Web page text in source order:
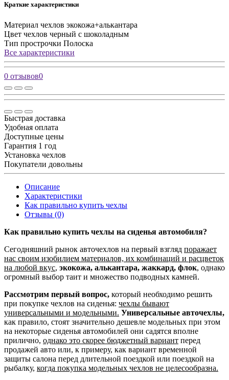
Краткие характеристики
Материал чехлов экокожа+алькантара
Цвет чехлов черный с шоколадным
Тип прострочки Полоска
Все характеристики
0 отзывов0
Быстрая доставка
Удобная оплата
Доступные цены
Гарантия 1 год
Установка чехлов
Покупатели довольны
Описание
Характеристики
Как правильно купить чехлы
Отзывы (0)
Как правильно купить чехлы на сиденья автомобиля?
Сегодняшний рынок авточехлов на первый взгляд поражает
нас своим изобилием материалов, их комбинаций и расцветок
на любой вкус, экокожа, алькантара, жаккард, флок, однако
огромный выбор таит и множество подводных камней.
Рассмотрим первый вопрос, который необходимо решить
при покупке чехлов на сиденья: чехлы бывают
универсальными и модельными. Универсальные авточехлы,
как правило, стоят значительно дешевле модельных при этом
на некоторые сиденья автомобилей они садятся вполне
прилично, однако это скорее бюджетный вариант перед
продажей авто или, к примеру, как вариант временной
защиты салона перед длительной поездкой или поездкой на
рыбалку, когда покупка модельных чехлов не целесообразна.